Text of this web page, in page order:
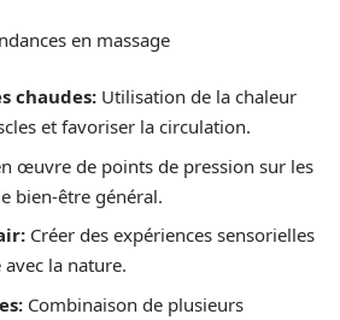
en massage
chaudes: Utilisation de la chaleur
et favoriser la circulation.
œuvre de points de pression sur les
bien-être général.
Créer des expériences sensorielles
la nature.
Combinaison de plusieurs